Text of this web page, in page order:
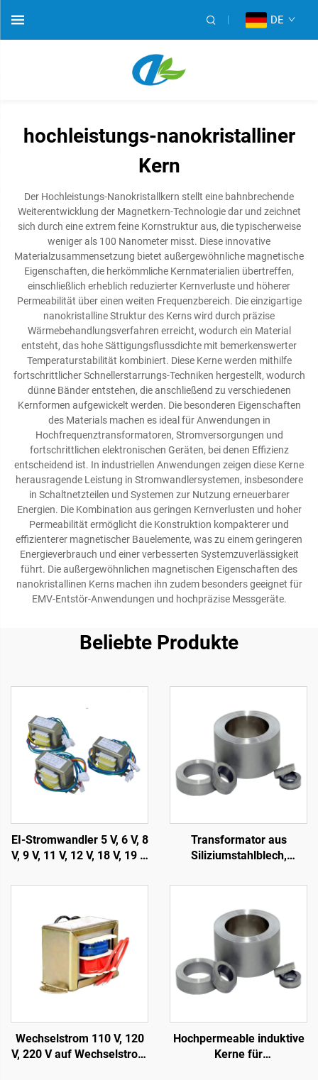
DE
hochleistungs-nanokristalliner
Kern
Der Hochleistungs-Nanokristallkern stellt eine bahnbrechende
Weiterentwicklung der Magnetkern-Technologie dar und zeichnet
sich durch eine extrem feine Kornstruktur aus, die typischerweise
weniger als 100 Nanometer misst. Diese innovative
Materialzusammensetzung bietet außergewöhnliche magnetische
Eigenschaften, die herkömmliche Kernmaterialien übertreffen,
einschließlich erheblich reduzierter Kernverluste und höherer
Permeabilität über einen weiten Frequenzbereich. Die einzigartige
nanokristalline Struktur des Kerns wird durch präzise
Wärmebehandlungsverfahren erreicht, wodurch ein Material
entsteht, das hohe Sättigungsflussdichte mit bemerkenswerter
Temperaturstabilität kombiniert. Diese Kerne werden mithilfe
fortschrittlicher Schnellerstarrungs-Techniken hergestellt, wodurch
dünne Bänder entstehen, die anschließend zu verschiedenen
Kernformen aufgewickelt werden. Die besonderen Eigenschaften
des Materials machen es ideal für Anwendungen in
Hochfrequenztransformatoren, Stromversorgungen und
fortschrittlichen elektronischen Geräten, bei denen Effizienz
entscheidend ist. In industriellen Anwendungen zeigen diese Kerne
herausragende Leistung in Stromwandlersystemen, insbesondere
in Schaltnetzteilen und Systemen zur Nutzung erneuerbarer
Energien. Die Kombination aus geringen Kernverlusten und hoher
Permeabilität ermöglicht die Konstruktion kompakterer und
effizienterer magnetischer Bauelemente, was zu einem geringeren
Energieverbrauch und einer verbesserten Systemzuverlässigkeit
führt. Die außergewöhnlichen magnetischen Eigenschaften des
nanokristallinen Kerns machen ihn zudem besonders geeignet für
EMV-Entstör-Anwendungen und hochpräzise Messgeräte.
Beliebte Produkte
EI-Stromwandler 5 V, 6 V, 8
V, 9 V, 11 V, 12 V, 18 V, 19 V,
110 V auf 220 V
Transformator aus
Siliziumstahlblech,
Transformator, Eisenkern,
Wechselstrom 110 V, 120
V, 220 V auf Wechselstrom
Hochpermeable induktive
Kerne für